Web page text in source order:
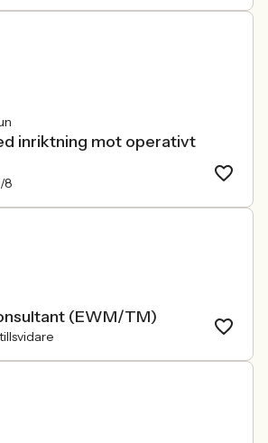
inriktning mot operativt
8
(EWM/TM)
tillsvidare